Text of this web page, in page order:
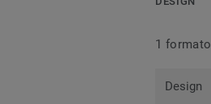
1 formato
Design